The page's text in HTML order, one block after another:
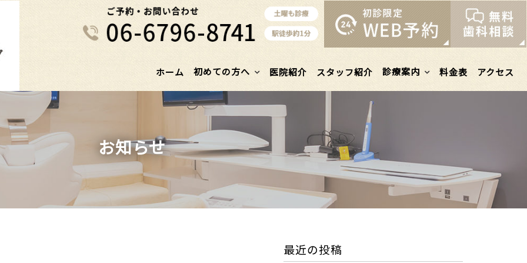
ホーム 初めての方へ 医院紹介 スタッフ紹介 診療案内 料金表 アクセス
お知らせ
最近の投稿